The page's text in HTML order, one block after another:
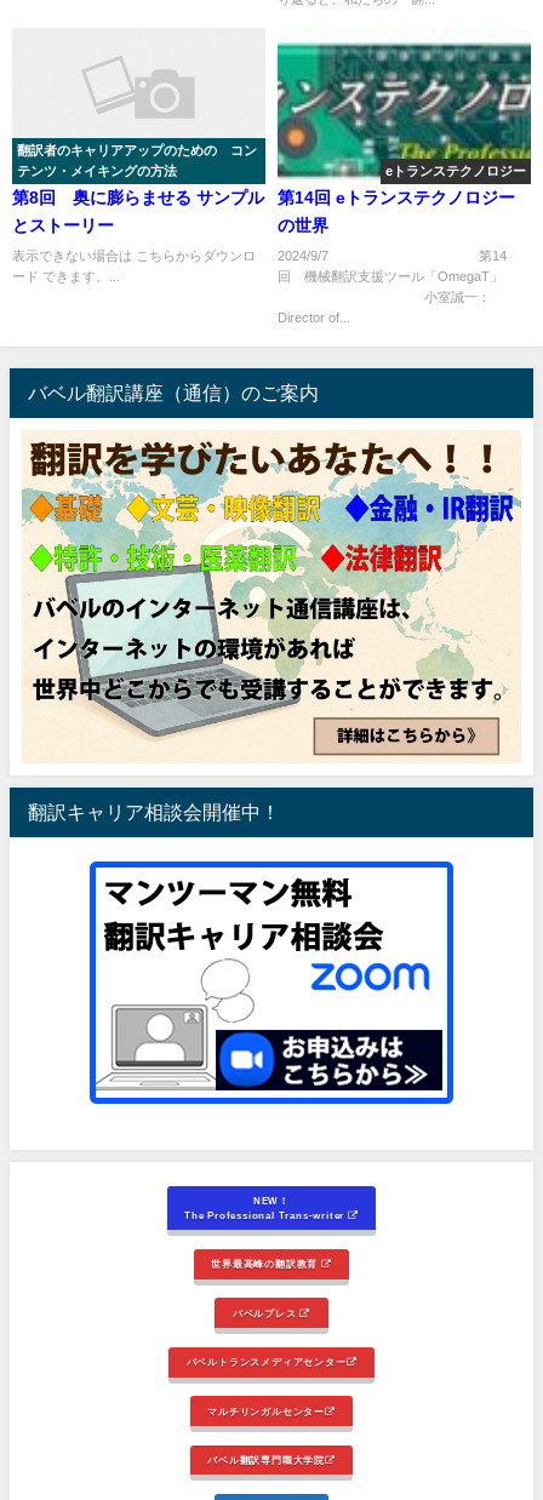
翻訳者のキャリアアップのための コン
テンツ・メイキングの方法
第8回 奥に膨らませる サンプル
とストーリー
表示できない場合は こちらからダウンロ
ード できます。...
eトランステクノロジー
第14回 eトランステクノロジー
の世界
2024/9/7 第14
回 機械翻訳支援ツール「OmegaT」
小室誠一：
Director of...
バベル翻訳講座（通信）のご案内
翻訳キャリア相談会開催中！
NEW！
The Professional Trans-writer
世界最高峰の翻訳教育
バベルプレス
バベルトランスメディアセンター
マルチリンガルセンター
バベル翻訳専門職大学院